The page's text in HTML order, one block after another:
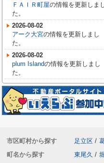
ＦＡＩＲ町屋の情報を更新しま
た。
2026-08-02
アーク大宮の情報を更新しまし
た。
2026-08-02
plum Islandの情報を更新しまし
た。
市区町村から探す 足立区 /
町名から探す
東尾久 /